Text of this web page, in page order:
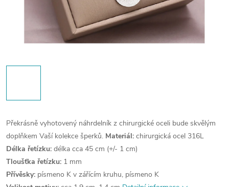
Překrásně vyhotovený náhrdelník z chirurgické oceli bude skvělým
doplňkem Vaší kolekce šperků. Materiál: chirurgická ocel 316L
Délka řetízku: délka cca 45 cm (+/- 1 cm)
Tloušťka řetízku: 1 mm
Přívěsky: písmeno K v zářícím kruhu, písmeno K